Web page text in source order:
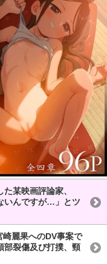
某映画評論家、
いんですが…」とツ
崎麗果へのDV事案で
部裂傷及び打撲、頸